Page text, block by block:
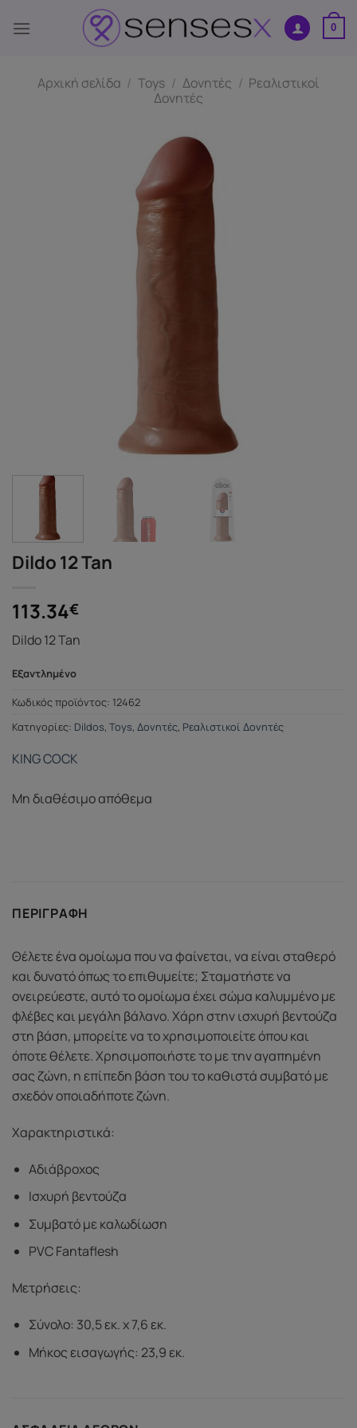
στο
0
Αρχική σελίδα / Toys / Δονητές / Ρεαλιστικοί
Δονητές
Dildo 12 Tan
113.34€
Dildo 12 Tan
Εξαντλημένο
Κωδικός προϊόντος: 12462
Κατηγορίες: Dildos, Toys, Δονητές, Ρεαλιστικοί Δονητές
KING COCK
Μη διαθέσιμο απόθεμα
ΠΕΡΙΓΡΑΦΉ
Θέλετε ένα ομοίωμα που να φαίνεται, να είναι σταθερό
και δυνατό όπως το επιθυμείτε; Σταματήστε να
ονειρεύεστε, αυτό το ομοίωμα έχει σώμα καλυμμένο με
φλέβες και μεγάλη βάλανο. Χάρη στην ισχυρή βεντούζα
στη βάση, μπορείτε να το χρησιμοποιείτε όπου και
όποτε θέλετε. Χρησιμοποιήστε το με την αγαπημένη
σας ζώνη, η επίπεδη βάση του το καθιστά συμβατό με
σχεδόν οποιαδήποτε ζώνη.
Χαρακτηριστικά:
Αδιάβροχος
Ισχυρή βεντούζα
Συμβατό με καλωδίωση
PVC Fantaflesh
Μετρήσεις:
Σύνολο: 30,5 εκ. x 7,6 εκ.
Μήκος εισαγωγής: 23,9 εκ.